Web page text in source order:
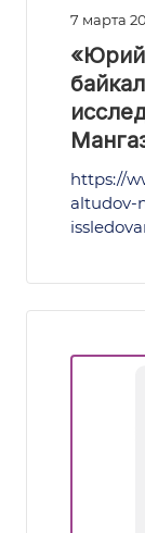
7 марта
«Юрий
https://
altudov-